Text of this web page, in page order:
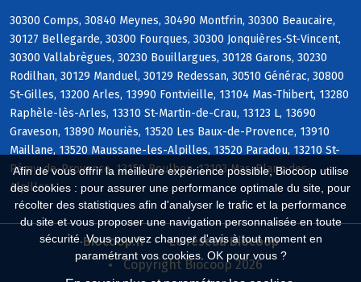
Afin de vous offrir la meilleure expérience possible, Biocoop utilise
des cookies : pour assurer une performance optimale du site, pour
récolter des statistiques afin d'analyser le trafic et la performance
du site et vous proposer une navigation personnalisée en toute
sécurité. Vous pouvez changer d'avis à tout moment en
paramétrant vos cookies. OK pour vous ?
30300 Comps, 30840 Meynes, 30490 Montfrin, 30300 Beaucaire,
30127 Bellegarde, 30300 Fourques, 30300 Jonquières-St-Vincent,
30300 Vallabrègues, 30230 Bouillargues, 30128 Garons, 30230
Rodilhan, 30129 Manduel, 30129 Redessan, 30510 Générac, 30800
St-Gilles, 13200 Arles, 13990 Fontvieille, 13104 Mas-Thibert, 13280
Raphèle-lès-Arles, 13310 St-Martin-de-Crau, 13123 L, 13690
Graveson, 13890 Mouriès, 13520 Les Baux-de-Provence, 13910
Maillane, 13520 Maussane-les-Alpilles, 13520 Paradou, 13210 St-
Rémy-de-Provence, 13150 Boulbon, 13103 Mas-Blanc-des-
Alpilles
Biocoop.fr
Le réseau Biocoop
Copyright Biocoop 2026